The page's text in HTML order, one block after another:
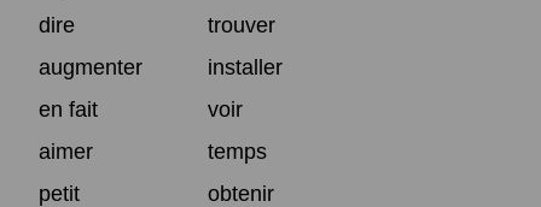
dire
trouver
augmenter
installer
en fait
voir
aimer
temps
petit
obtenir